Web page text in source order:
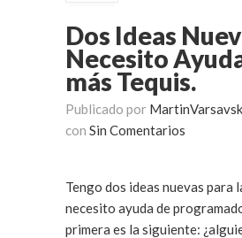
Dos Ideas
Necesito
más Tequis.
Publicado por
con Sin Comentarios
Tengo dos ideas nuevas para
necesito ayuda de
primera es la siguiente: ¿alguien sabe si los